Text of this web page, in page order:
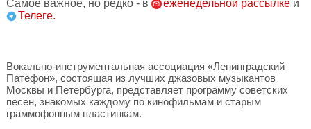
Самое важное, но редко - в
еженедельной рассылке и
Телеге.
Вокально-инструментальная ассоциация «Ленинградский
Патефон», состоящая из лучших джазовых музыкантов
Москвы и Петербурга, представляет программу советских
песен, знакомых каждому по кинофильмам и старым
граммофонным пластинкам.